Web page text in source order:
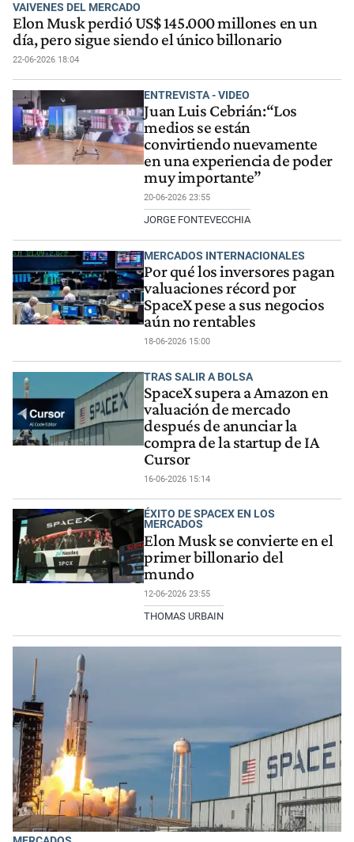
VAIVENES DEL MERCADO
Elon Musk perdió US$ 145.000 millones en un
día, pero sigue siendo el único billonario
22-06-2026 18:04
ENTREVISTA - VIDEO
Juan Luis Cebrián:“Los
medios se están
convirtiendo nuevamente
en una experiencia de poder
muy importante”
20-06-2026 23:55
JORGE FONTEVECCHIA
MERCADOS INTERNACIONALES
Por qué los inversores pagan
valuaciones récord por
SpaceX pese a sus negocios
aún no rentables
18-06-2026 15:00
TRAS SALIR A BOLSA
SpaceX supera a Amazon en
valuación de mercado
después de anunciar la
compra de la startup de IA
Cursor
16-06-2026 15:14
ÉXITO DE SPACEX EN LOS
MERCADOS
Elon Musk se convierte en el
primer billonario del
mundo
12-06-2026 23:55
THOMAS URBAIN